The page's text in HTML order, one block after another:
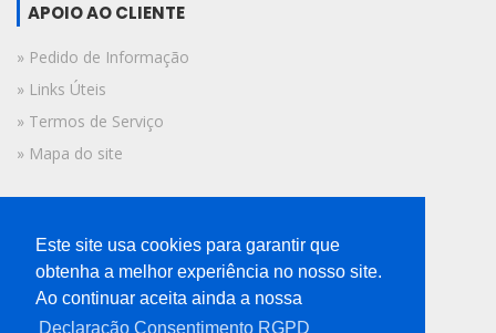
APOIO AO CLIENTE
» Pedido de Informação
» Links Úteis
» Termos de Serviço
» Mapa do site
© 2019 A Voz do Algarve.
Todos os direitos reservados.
Este site usa cookies para garantir que
obtenha a melhor experiência no nosso site.
Ao continuar aceita ainda a nossa
Declaração Consentimento RGPD